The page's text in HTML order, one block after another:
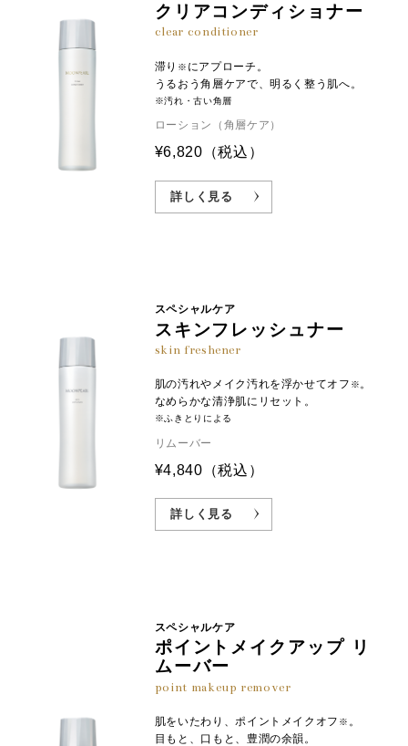
クリアコンディショナー
clear conditioner
滞り ※ にアプローチ。
うるおう角層ケアで、明るく整う肌へ。
※汚れ・古い角層
ローション（角層ケア）
¥6,820 （税込）
詳しく見る
スペシャルケア
スキンフレッシュナー
skin freshener
肌の汚れやメイク汚れを浮かせてオフ ※ 。
なめらかな清浄肌にリセット。
※ふきとりによる
リムーバー
¥4,840 （税込）
詳しく見る
スペシャルケア
ポイントメイクアップ リ
ムーバー
point makeup remover
肌をいたわり、ポイントメイクオフ ※ 。
目もと、口もと、豊潤の余韻。